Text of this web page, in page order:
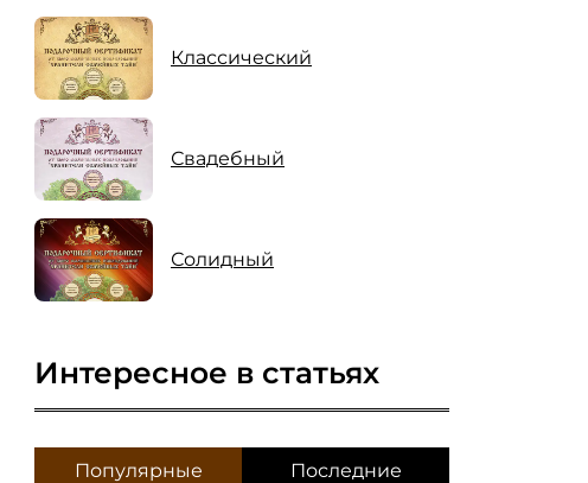
Классический
Свадебный
Солидный
Интересное в статьях
Популярные Последние